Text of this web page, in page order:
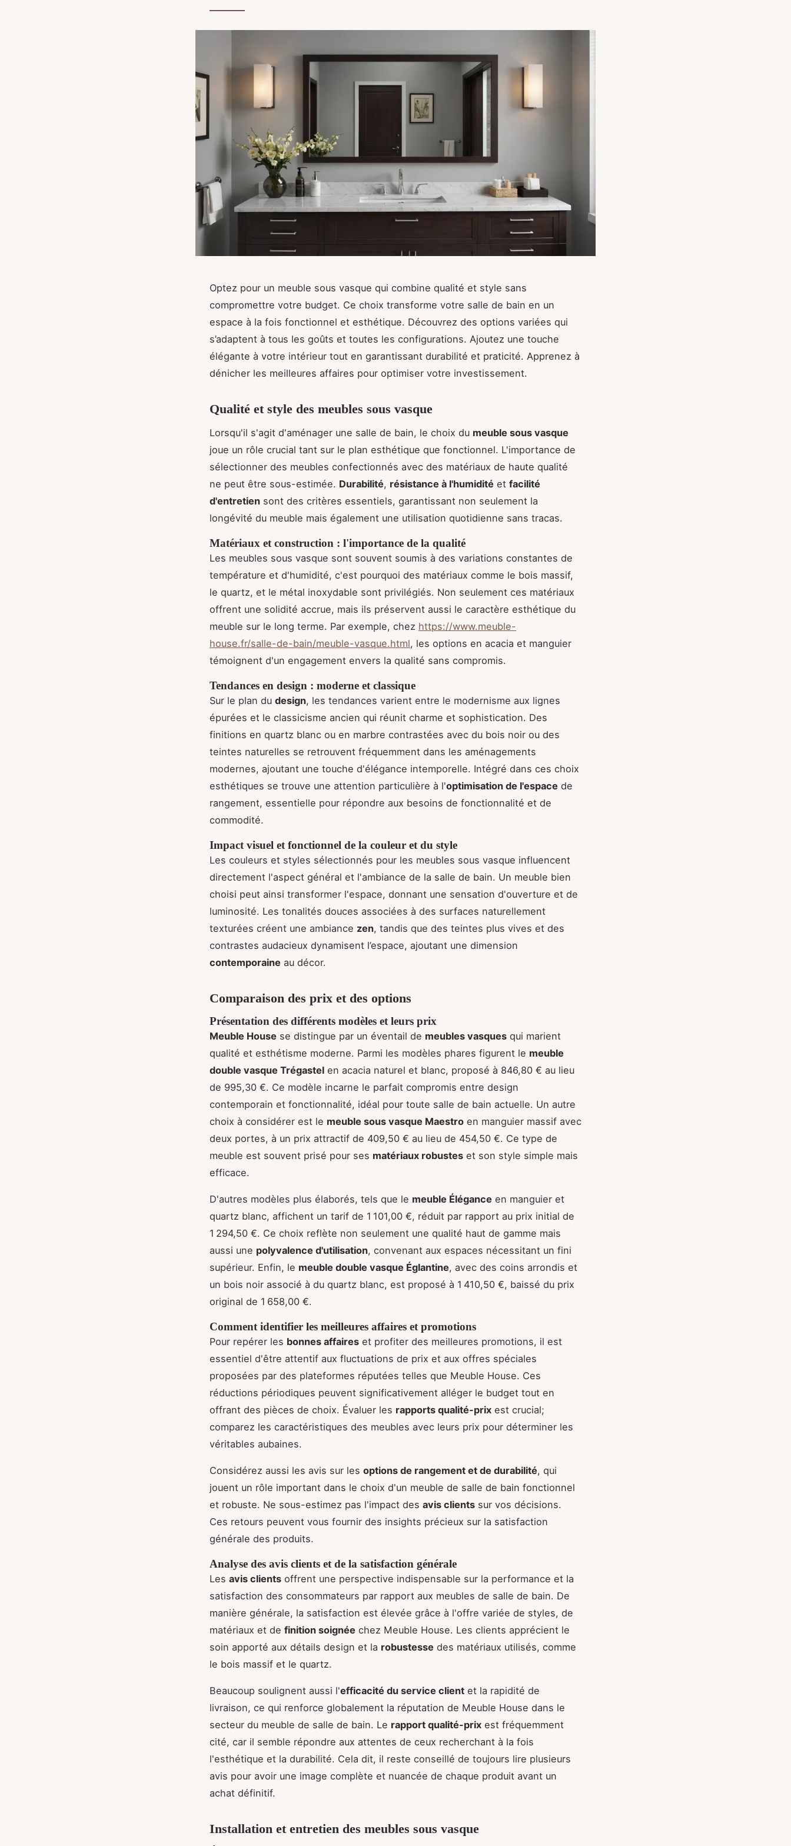
Optez pour un meuble sous vasque qui combine qualité et style sans
compromettre votre budget. Ce choix transforme votre salle de bain en un
espace à la fois fonctionnel et esthétique. Découvrez des options variées qui
s’adaptent à tous les goûts et toutes les configurations. Ajoutez une touche
élégante à votre intérieur tout en garantissant durabilité et praticité. Apprenez à
dénicher les meilleures affaires pour optimiser votre investissement.
Qualité et style des meubles sous vasque
Lorsqu'il s'agit d'aménager une salle de bain, le choix du meuble sous vasque
joue un rôle crucial tant sur le plan esthétique que fonctionnel. L'importance de
sélectionner des meubles confectionnés avec des matériaux de haute qualité
ne peut être sous-estimée. Durabilité, résistance à l'humidité et facilité
d'entretien sont des critères essentiels, garantissant non seulement la
longévité du meuble mais également une utilisation quotidienne sans tracas.
Matériaux et construction : l'importance de la qualité
Les meubles sous vasque sont souvent soumis à des variations constantes de
température et d'humidité, c'est pourquoi des matériaux comme le bois massif,
le quartz, et le métal inoxydable sont privilégiés. Non seulement ces matériaux
offrent une solidité accrue, mais ils préservent aussi le caractère esthétique du
meuble sur le long terme. Par exemple, chez https://www.meuble-
house.fr/salle-de-bain/meuble-vasque.html, les options en acacia et manguier
témoignent d'un engagement envers la qualité sans compromis.
Tendances en design : moderne et classique
Sur le plan du design, les tendances varient entre le modernisme aux lignes
épurées et le classicisme ancien qui réunit charme et sophistication. Des
finitions en quartz blanc ou en marbre contrastées avec du bois noir ou des
teintes naturelles se retrouvent fréquemment dans les aménagements
modernes, ajoutant une touche d'élégance intemporelle. Intégré dans ces choix
esthétiques se trouve une attention particulière à l'optimisation de l'espace de
rangement, essentielle pour répondre aux besoins de fonctionnalité et de
commodité.
Impact visuel et fonctionnel de la couleur et du style
Les couleurs et styles sélectionnés pour les meubles sous vasque influencent
directement l'aspect général et l'ambiance de la salle de bain. Un meuble bien
choisi peut ainsi transformer l'espace, donnant une sensation d'ouverture et de
luminosité. Les tonalités douces associées à des surfaces naturellement
texturées créent une ambiance zen, tandis que des teintes plus vives et des
contrastes audacieux dynamisent l’espace, ajoutant une dimension
contemporaine au décor.
Comparaison des prix et des options
Présentation des différents modèles et leurs prix
Meuble House se distingue par un éventail de meubles vasques qui marient
qualité et esthétisme moderne. Parmi les modèles phares figurent le meuble
double vasque Trégastel en acacia naturel et blanc, proposé à 846,80 € au lieu
de 995,30 €. Ce modèle incarne le parfait compromis entre design
contemporain et fonctionnalité, idéal pour toute salle de bain actuelle. Un autre
choix à considérer est le meuble sous vasque Maestro en manguier massif avec
deux portes, à un prix attractif de 409,50 € au lieu de 454,50 €. Ce type de
meuble est souvent prisé pour ses matériaux robustes et son style simple mais
efficace.
D'autres modèles plus élaborés, tels que le meuble Élégance en manguier et
quartz blanc, affichent un tarif de 1 101,00 €, réduit par rapport au prix initial de
1 294,50 €. Ce choix reflète non seulement une qualité haut de gamme mais
aussi une polyvalence d'utilisation, convenant aux espaces nécessitant un fini
supérieur. Enfin, le meuble double vasque Églantine, avec des coins arrondis et
un bois noir associé à du quartz blanc, est proposé à 1 410,50 €, baissé du prix
original de 1 658,00 €.
Comment identifier les meilleures affaires et promotions
Pour repérer les bonnes affaires et profiter des meilleures promotions, il est
essentiel d'être attentif aux fluctuations de prix et aux offres spéciales
proposées par des plateformes réputées telles que Meuble House. Ces
réductions périodiques peuvent significativement alléger le budget tout en
offrant des pièces de choix. Évaluer les rapports qualité-prix est crucial;
comparez les caractéristiques des meubles avec leurs prix pour déterminer les
véritables aubaines.
Considérez aussi les avis sur les options de rangement et de durabilité, qui
jouent un rôle important dans le choix d'un meuble de salle de bain fonctionnel
et robuste. Ne sous-estimez pas l'impact des avis clients sur vos décisions.
Ces retours peuvent vous fournir des insights précieux sur la satisfaction
générale des produits.
Analyse des avis clients et de la satisfaction générale
Les avis clients offrent une perspective indispensable sur la performance et la
satisfaction des consommateurs par rapport aux meubles de salle de bain. De
manière générale, la satisfaction est élevée grâce à l'offre variée de styles, de
matériaux et de finition soignée chez Meuble House. Les clients apprécient le
soin apporté aux détails design et la robustesse des matériaux utilisés, comme
le bois massif et le quartz.
Beaucoup soulignent aussi l'efficacité du service client et la rapidité de
livraison, ce qui renforce globalement la réputation de Meuble House dans le
secteur du meuble de salle de bain. Le rapport qualité-prix est fréquemment
cité, car il semble répondre aux attentes de ceux recherchant à la fois
l'esthétique et la durabilité. Cela dit, il reste conseillé de toujours lire plusieurs
avis pour avoir une image complète et nuancée de chaque produit avant un
achat définitif.
Installation et entretien des meubles sous vasque